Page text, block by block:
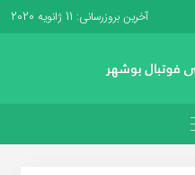
آخرین بروزرسانی: 11 ژانویه 2020